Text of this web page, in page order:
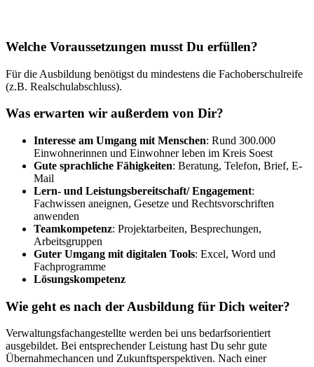
Welche Voraussetzungen musst Du erfüllen?
Für die Ausbildung benötigst du mindestens die Fachoberschulreife
(z.B. Realschulabschluss).
Was erwarten wir außerdem von Dir?
Interesse am Umgang mit Menschen: Rund 300.000
Einwohnerinnen und Einwohner leben im Kreis Soest
Gute sprachliche Fähigkeiten: Beratung, Telefon, Brief, E-
Mail
Lern- und Leistungsbereitschaft/ Engagement:
Fachwissen aneignen, Gesetze und Rechtsvorschriften
anwenden
Teamkompetenz: Projektarbeiten, Besprechungen,
Arbeitsgruppen
Guter Umgang mit digitalen Tools: Excel, Word und
Fachprogramme
Lösungskompetenz
Wie geht es nach der Ausbildung für Dich weiter?
Verwaltungsfachangestellte werden bei uns bedarfsorientiert
ausgebildet. Bei entsprechender Leistung hast Du sehr gute
Übernahmechancen und Zukunftsperspektiven. Nach einer